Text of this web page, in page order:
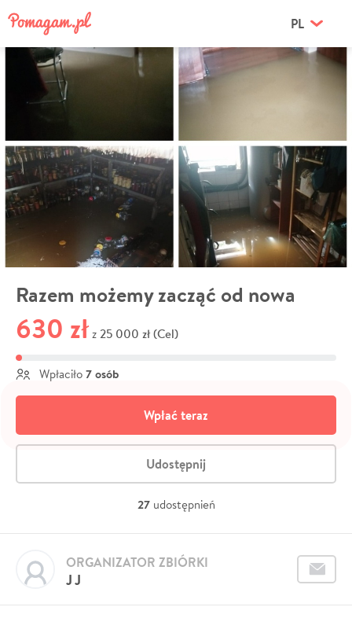
PL
Razem możemy zacząć od nowa
630 zł z 25 000 zł (Cel)
Wpłaciło 7 osób
Wpłać teraz
Udostępnij
27 udostępnień
J J
ORGANIZATOR ZBIÓRKI